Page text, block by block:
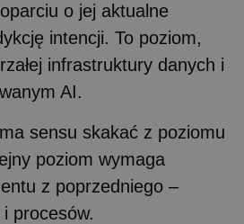
o jej aktualne
intencji. To poziom,
infrastruktury danych i
AI.
sensu skakać z poziomu
poziom wymaga
z poprzedniego –
procesów.